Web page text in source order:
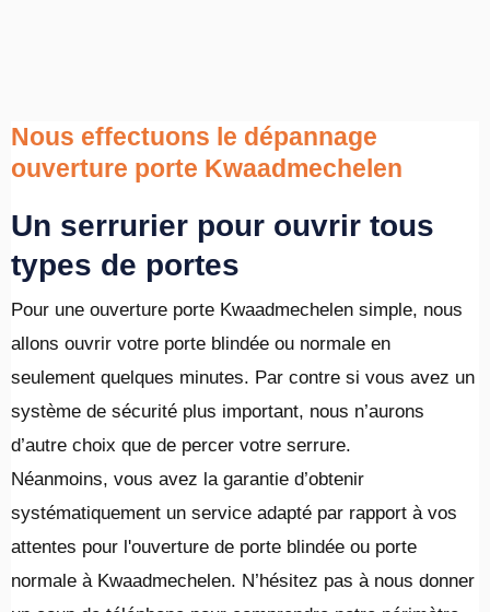
Nous effectuons le dépannage
ouverture porte Kwaadmechelen
Un serrurier pour ouvrir tous
types de portes
Pour une ouverture porte Kwaadmechelen simple, nous
allons ouvrir votre porte blindée ou normale en
seulement quelques minutes. Par contre si vous avez un
système de sécurité plus important, nous n’aurons
d’autre choix que de percer votre serrure.
Néanmoins, vous avez la garantie d’obtenir
systématiquement un service adapté par rapport à vos
attentes pour l'ouverture de porte blindée ou porte
normale à Kwaadmechelen. N’hésitez pas à nous donner